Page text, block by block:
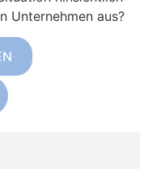
Unternehmen aus?